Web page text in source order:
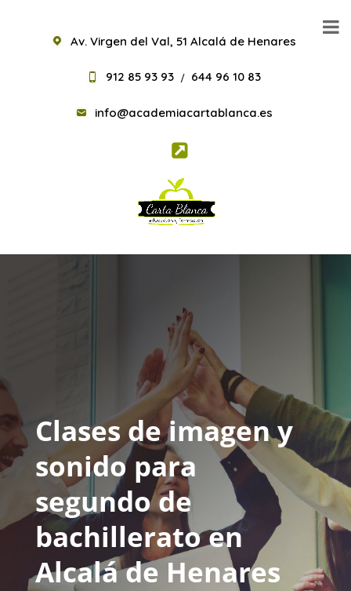
Av. Virgen del Val, 51 Alcalá de Henares
912 85 93 93 / 644 96 10 83
info@academiacartablanca.es
Clases de imagen y
sonido para
segundo de
bachillerato en
Alcalá de Henares